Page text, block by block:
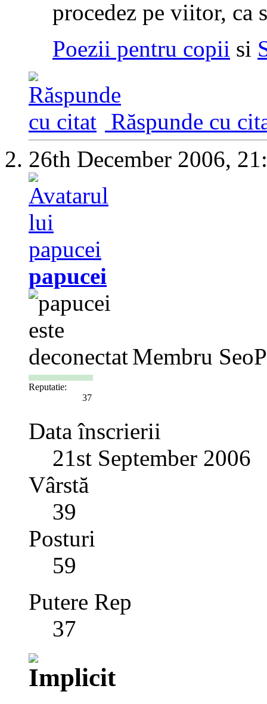
procedez pe viitor, ca
Poezii pentru copii si
Răspunde cu
26th December 2006,
papucei
Membru
Reputatie:
37
Data înscrierii
21st September 2006
Vârstă
39
Posturi
59
Putere Rep
37